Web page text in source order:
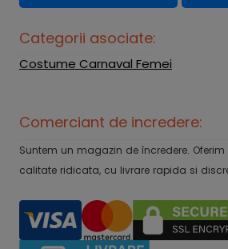
Categorii asociate:
Costume Carnaval Femei
Comerciant de incredere:
Suntem un magazin de încredere.
calitate ridicata, cu livrare rapida si